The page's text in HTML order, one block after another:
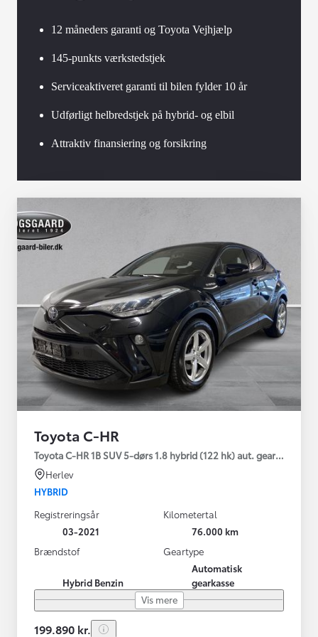
12 måneders garanti og Toyota Vejhjælp
145-punkts værkstedstjek
Serviceaktiveret garanti til bilen fylder 10 år
Udførligt helbredstjek på hybrid- og elbil
Attraktiv finansiering og forsikring
Toyota C-HR
Toyota C-HR 1B SUV 5-dørs 1.8 hybrid (122 hk) aut. gear C-LUB -
Herlev
HYBRID
Registreringsår
03-2021
Kilometertal
76.000 km
Brændstof
Hybrid Benzin
Geartype
Automatisk
gearkasse
Vis mere
199.890 kr.